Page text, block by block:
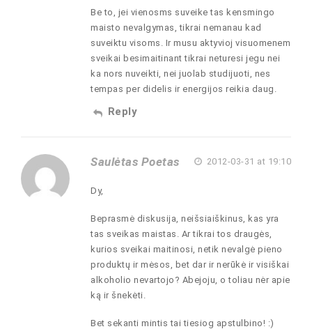
Be to, jei vienosms suveike tas kensmingo
maisto nevalgymas, tikrai nemanau kad
suveiktu visoms. Ir musu aktyvioj visuomenem
sveikai besimaitinant tikrai neturesi jegu nei
ka nors nuveikti, nei juolab studijuoti, nes
tempas per didelis ir energijos reikia daug.
Reply
Saulėtas Poetas 2012-03-31 at 19:10
Dy,
Beprasmė diskusija, neišsiaiškinus, kas yra
tas sveikas maistas. Ar tikrai tos draugės,
kurios sveikai maitinosi, netik nevalgė pieno
produktų ir mėsos, bet dar ir nerūkė ir visiškai
alkoholio nevartojo? Abejoju, o toliau nėr apie
ką ir šnekėti.
Bet sekanti mintis tai tiesiog apstulbino! :)